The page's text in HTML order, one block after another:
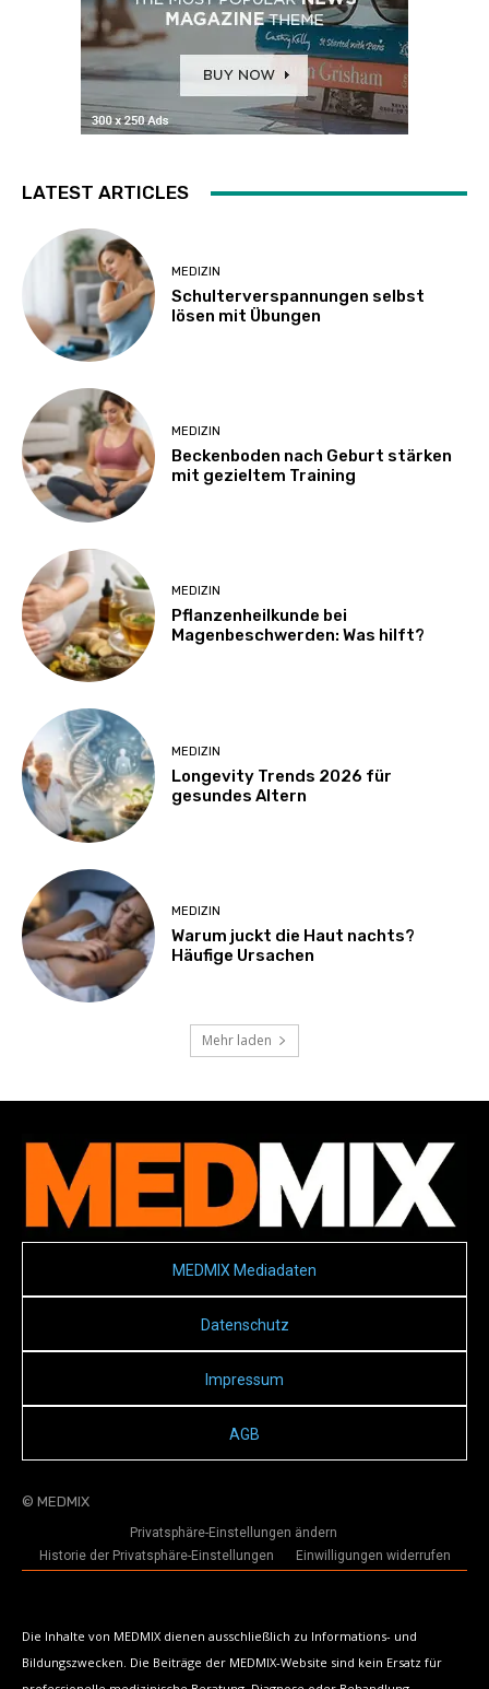
LATEST ARTICLES
MEDIZIN
Schulterverspannungen selbst
lösen mit Übungen
MEDIZIN
Beckenboden nach Geburt stärken
mit gezieltem Training
MEDIZIN
Pflanzenheilkunde bei
Magenbeschwerden: Was hilft?
MEDIZIN
Longevity Trends 2026 für
gesundes Altern
MEDIZIN
Warum juckt die Haut nachts?
Häufige Ursachen
Mehr laden
MEDMIX Mediadaten
Datenschutz
Impressum
AGB
© MEDMIX
Privatsphäre-Einstellungen ändern
Historie der Privatsphäre-Einstellungen
Einwilligungen widerrufen
Die Inhalte von MEDMIX dienen ausschließlich zu Informations- und
Bildungszwecken. Die Beiträge der MEDMIX-Website sind kein Ersatz für